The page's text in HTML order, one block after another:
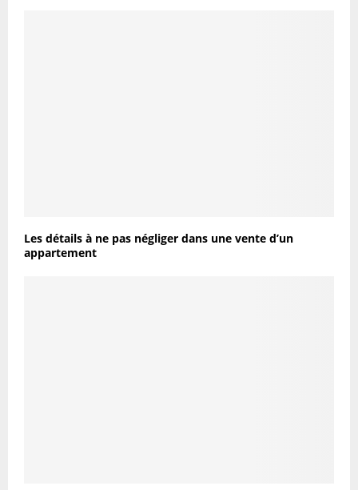
Les détails à ne pas négliger dans une vente d’un
appartement